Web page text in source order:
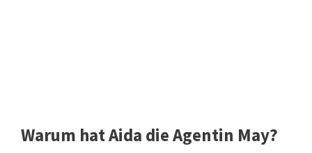
Warum hat Aida die Agentin May?